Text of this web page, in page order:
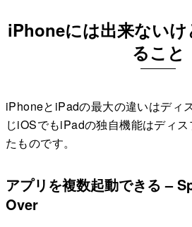
iPhoneには出来ない
ること
iPhoneとiPadの最大の違いはディ
じiOSでもiPadの独自機能はディ
たものです。
アプリを複数起動できる –
Over